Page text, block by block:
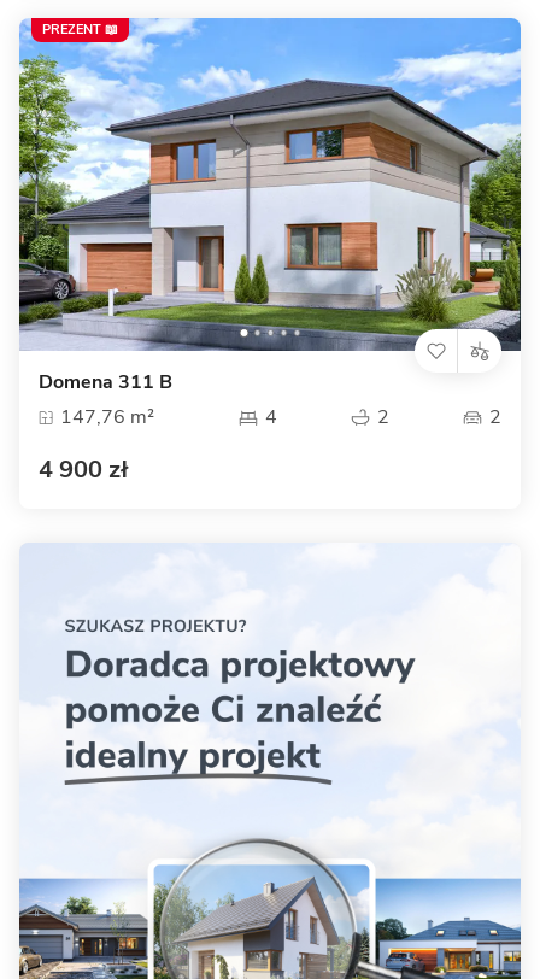
Domena 311 B
147,76 m²
4 2 2
4 900 zł
PREZENT 📖